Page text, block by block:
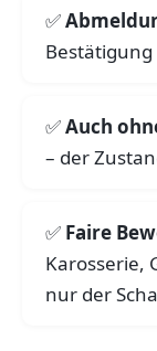
Auch
– der
Faire
Karosserie,
nur der